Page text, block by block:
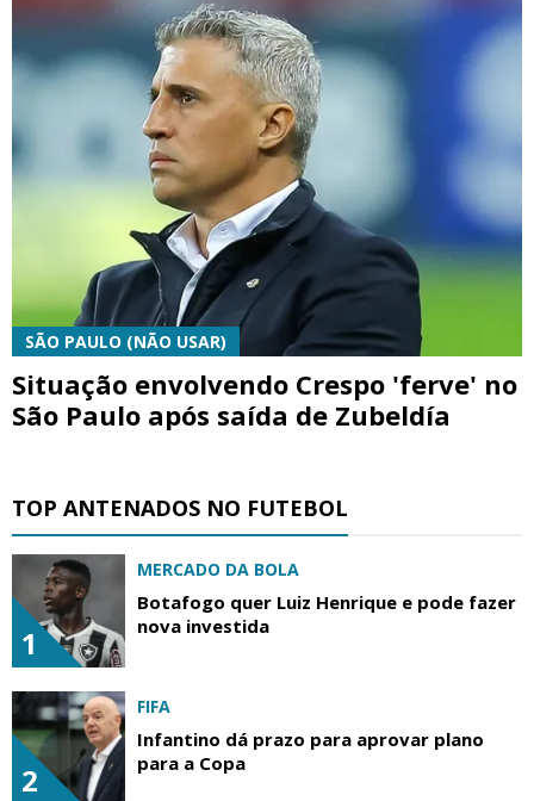
SÃO PAULO (NÃO USAR)
Situação envolvendo Crespo 'ferve' no
São Paulo após saída de Zubeldía
TOP ANTENADOS NO FUTEBOL
1
MERCADO DA BOLA
Botafogo quer Luiz Henrique e pode fazer
nova investida
2
FIFA
Infantino dá prazo para aprovar plano
para a Copa